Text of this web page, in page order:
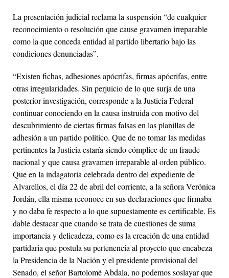
La presentación judicial reclama la suspensión “de cualquier
reconocimiento o resolución que cause gravamen irreparable
como la que conceda entidad al partido libertario bajo las
condiciones denunciadas”.
“Existen fichas, adhesiones apócrifas, firmas apócrifas, entre
otras irregularidades. Sin perjuicio de lo que surja de una
posterior investigación, corresponde a la Justicia Federal
continuar conociendo en la causa instruida con motivo del
descubrimiento de ciertas firmas falsas en las planillas de
adhesión a un partido político. Que de no tomar las medidas
pertinentes la Justicia estaría siendo cómplice de un fraude
nacional y que causa gravamen irreparable al orden público.
Que en la indagatoria celebrada dentro del expediente de
Alvarellos, el día 22 de abril del corriente, a la señora Verónica
Jordán, ella misma reconoce en sus declaraciones que firmaba
y no daba fe respecto a lo que supuestamente es certificable. Es
dable destacar que cuando se trata de cuestiones de suma
importancia y delicadeza, como es la creación de una entidad
partidaria que postula su pertenencia al proyecto que encabeza
la Presidencia de la Nación y el presidente provisional del
Senado, el señor Bartolomé Abdala, no podemos soslayar que